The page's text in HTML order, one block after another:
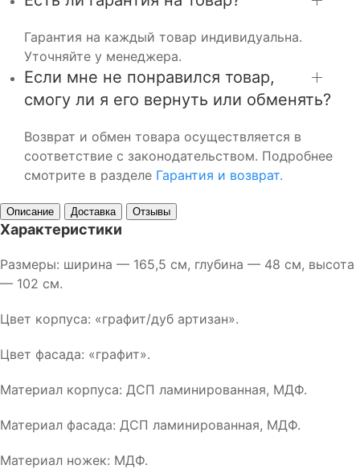
Гарантия на каждый товар индивидуальна.
Уточняйте у менеджера.
Если мне не понравился товар,
смогу ли я его вернуть или обменять?
Возврат и обмен товара осуществляется в
соответствие с законодательством. Подробнее
смотрите в разделе Гарантия и возврат.
Описание Доставка Отзывы
Характеристики
Размеры: ширина — 165,5 см, глубина — 48 см, высота
— 102 см.
Цвет корпуса: «графит/дуб артизан».
Цвет фасада: «графит».
Материал корпуса: ДСП ламинированная, МДФ.
Материал фасада: ДСП ламинированная, МДФ.
Материал ножек: МДФ.